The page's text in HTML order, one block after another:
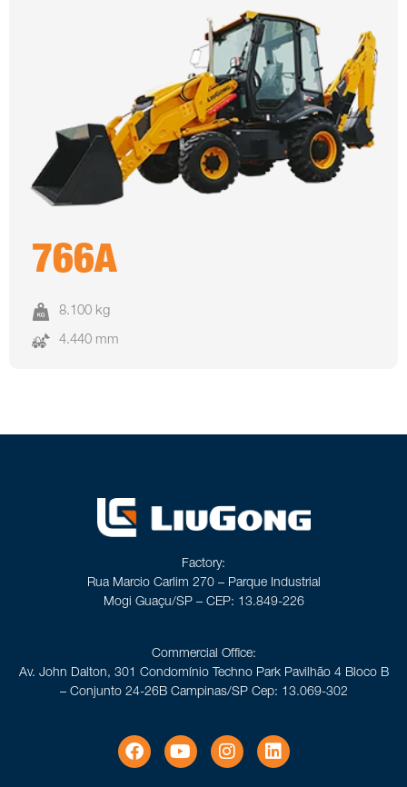
766A
8.100 kg
4.440 mm
Factory:
Rua Marcio Carlim 270 – Parque Industrial
Mogi Guaçu/SP – CEP: 13.849-226
Commercial Office:
Av. John Dalton, 301 Condomínio Techno Park Pavilhão 4 Bloco B
– Conjunto 24-26B Campinas/SP Cep: 13.069-302